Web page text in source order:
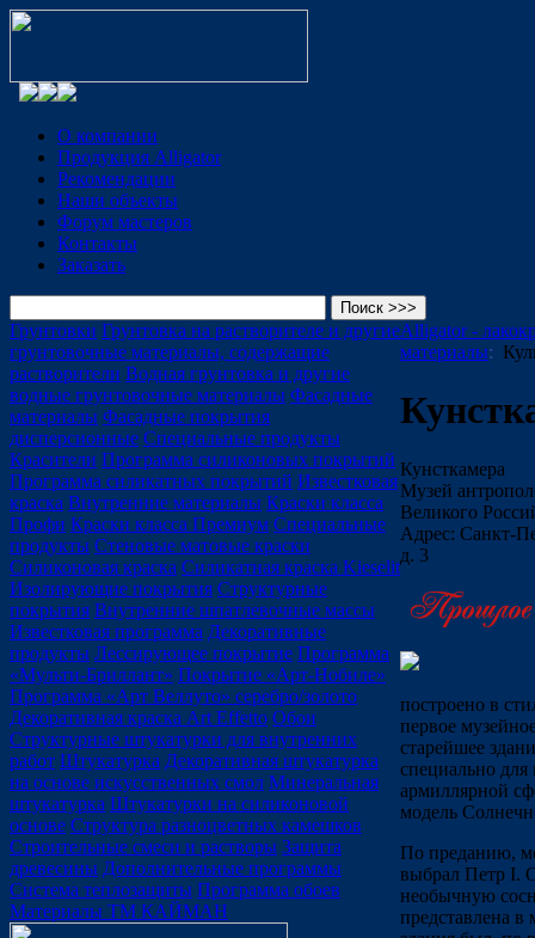
О компании
Продукция Alligator
Рекомендации
Наши объекты
Форум мастеров
Контакты
Заказать
Грунтовки Грунтовка на растворителе и другие
грунтовочные материалы, содержащие
растворители Водная грунтовка и другие
водные грунтовочные материалы Фасадные
материалы Фасадные покрытия
дисперсионные Специальные продукты
Красители Программа силиконовых покрытий
Программа силикатных покрытий Известковая
краска Внутренние материалы Краски класса
Профи Краски класса Премиум Специальные
продукты Стеновые матовые краски
Силиконовая краска Силикатная краска Kieselit
Изолирующие покрытия Структурные
покрытия Внутренние шпатлевочные массы
Известковая программа Декоративные
продукты Лессирующее покрытие Программа
«Мульти-Бриллант» Покрытие «Арт-Нобиле»
Программа «Арт Веллуто» серебро/золото
Декоративная краска Art Effetto Обои
Структурные штукатурки для внутренних
работ Штукатурка Декоративная штукатурка
на основе искусственных смол Минеральная
штукатурка Штукатурки на силиконовой
основе Структура разноцветных камешков
Строительные смеси и растворы Защита
древесины Дополнительные программы
Система теплозащиты Программа обоев
Материалы ТМ КАЙМАН
Alligator -
материалы:
Кунсткамера
Музей
Великого
Адрес: Санкт-
д. 3
построено в
первое
старейшее
специально для
армиллярной
модель
По преданию,
выбрал Петр I.
необычную
представлена в